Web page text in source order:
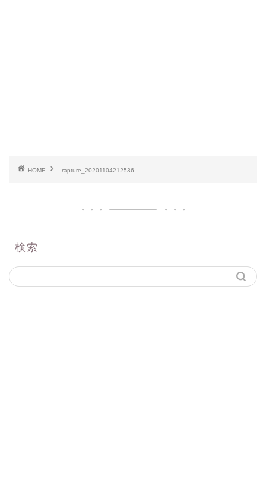
HOME rapture_20201104212536
検索